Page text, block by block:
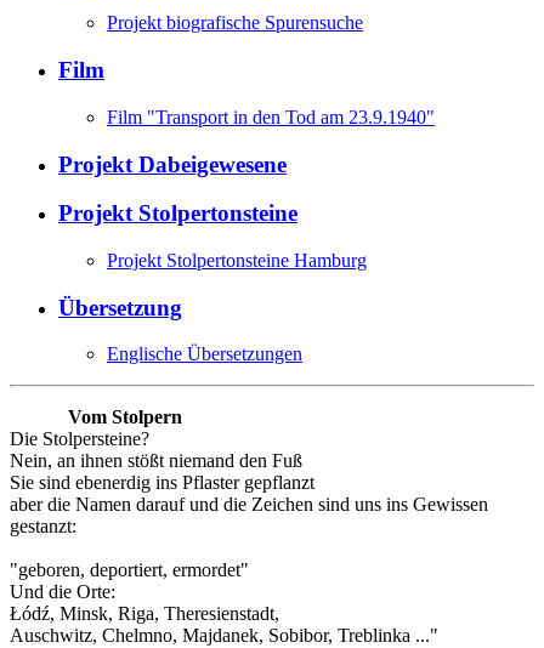
Projekt biografische Spurensuche
Film
Film "Transport in den Tod am 23.9.1940"
Projekt Dabeigewesene
Projekt Stolpertonsteine
Projekt Stolpertonsteine Hamburg
Übersetzung
Englische Übersetzungen
Vom Stolpern
Die Stolpersteine?
Nein, an ihnen stößt niemand den Fuß
Sie sind ebenerdig ins Pflaster gepflanzt
aber die Namen darauf und die Zeichen sind uns ins Gewissen
gestanzt:
"geboren, deportiert, ermordet"
Und die Orte:
Łódź, Minsk, Riga, Theresienstadt,
Auschwitz, Chelmno, Majdanek, Sobibor, Treblinka ..."